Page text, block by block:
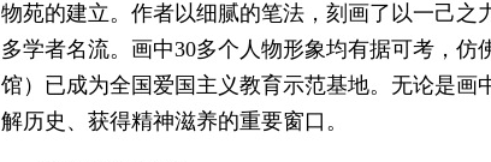
物苑的建立。作者以细腻的笔法，刻画了以一己
多学者名流。画中30多个人物形象均有据可考，
馆）已成为全国爱国主义教育示范基地。无论是
解历史、获得精神滋养的重要窗口。